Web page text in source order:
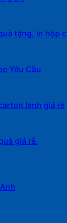
tặng, in hộp
Yêu Cầu
lạnh giá rẻ
giá rẻ.